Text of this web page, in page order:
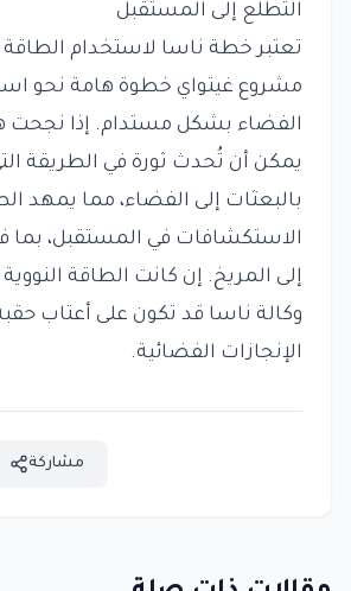
التطلع إلى المستقبل
تعتبر خطة ناسا لاستخدام الطاقة
مشروع غيتواي خطوة هامة نحو
الفضاء بشكل مستدام. إذا نجحت
يمكن أن تُحدث ثورة في الطريقة
بالبعثات إلى الفضاء، مما يمهد
الاستكشافات في المستقبل، بما
إلى المريخ. إن كانت الطاقة
وكالة ناسا قد تكون على أعتاب
الإنجازات الفضائية.
مشاركة